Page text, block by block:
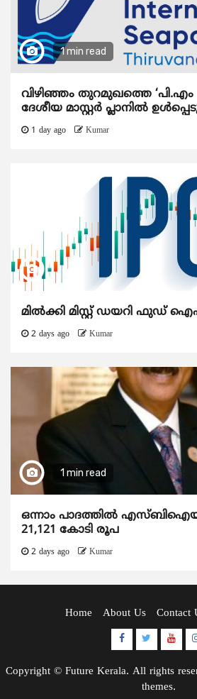
1 min read
വിഴിഞ്ഞം തുറമുഖത്തെ ‘പി.എം
ദേശീയ മാസ്റ്റർ പ്ലാനിൽ
1 day ago Kumar
മിൽക്കി മിസ്റ്റ് ഡയറി ഫുഡ്
2 days ago Kumar
1 min read
ഒന്നാം പാദത്തിൽ
21,121 കോടി രൂപ
2 days ago Kumar
Home About Us Contact
Facebook
Twitter
Copyright © Future Kerala. All rights
themes.